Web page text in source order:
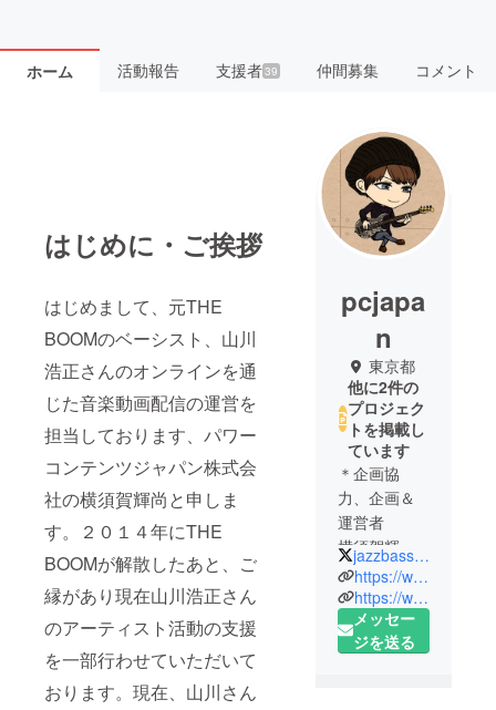
ホーム 活動報告 支援者39 仲間募集 コメント
はじめに・ご挨拶
はじめまして、元THE
BOOMのベーシスト、山川
浩正さんのオンラインを通
じた音楽動画配信の運営を
担当しております、パワー
コンテンツジャパン株式会
社の横須賀輝尚と申しま
す。２０１４年にTHE
BOOMが解散したあと、ご
縁があり現在山川浩正さん
のアーティスト活動の支援
を一部行わせていただいて
おります。現在、山川さん
pcjapa
n
東京都
他に2件の
プロジェク
トを掲載し
ています
＊企画協
力、企画＆
運営者
横須賀輝尚
（よこすか
てるひさ）
…パワーコ
ンテンツ
jazzbass197907
https://www.youtube.com/channel/UCIYm7u7t_56M_IENeoGv82g
https://www.happymt.club/
メッセー
ジを送る